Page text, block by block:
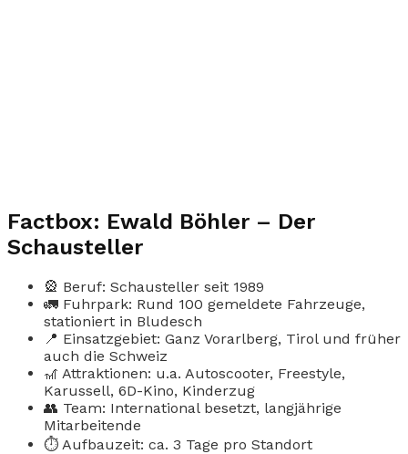
Factbox: Ewald Böhler – Der
Schausteller
🎡 Beruf: Schausteller seit 1989
🚛 Fuhrpark: Rund 100 gemeldete Fahrzeuge,
stationiert in Bludesch
📍 Einsatzgebiet: Ganz Vorarlberg, Tirol und früher
auch die Schweiz
🎢 Attraktionen: u.a. Autoscooter, Freestyle,
Karussell, 6D-Kino, Kinderzug
👥 Team: International besetzt, langjährige
Mitarbeitende
⏱️ Aufbauzeit: ca. 3 Tage pro Standort